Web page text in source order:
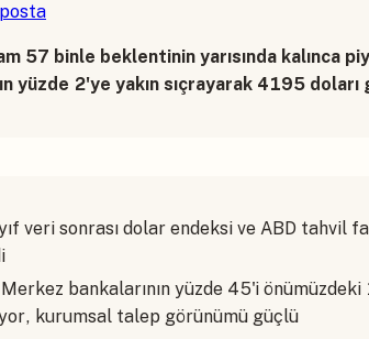
57 binle beklentinin yarısında kalınca
yüzde 2'ye yakın sıçrayarak 4195 doları
veri sonrası dolar endeksi ve ABD tahvil
bankalarının yüzde 45'i
kurumsal talep görünümü güçlü